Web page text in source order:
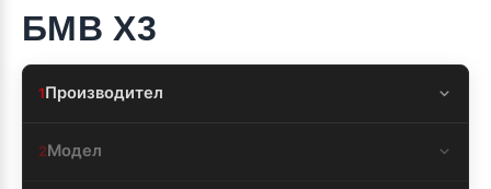
БМВ Х3
1Производител
2Модел